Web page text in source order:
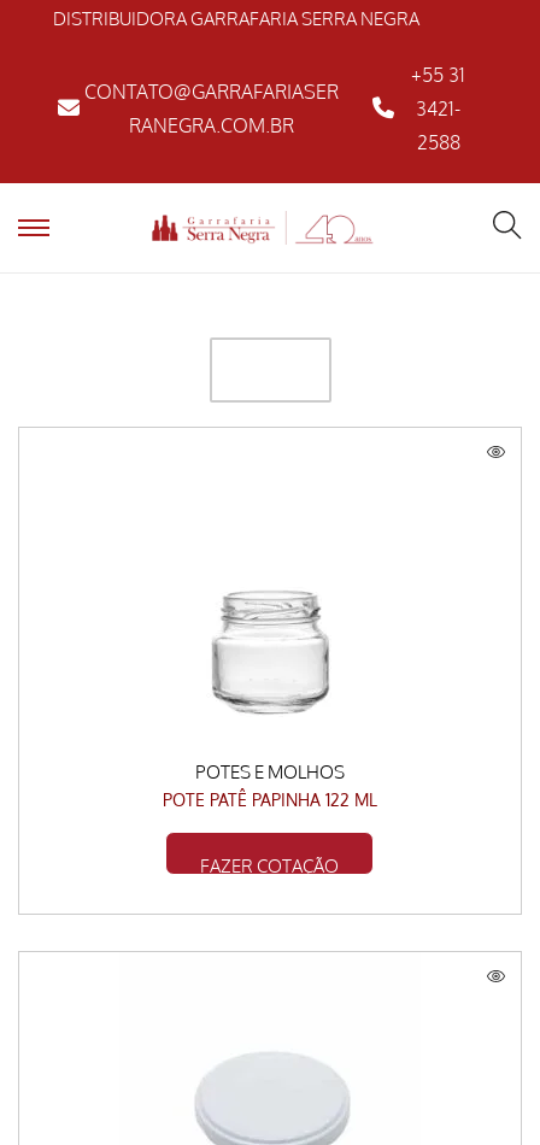
DISTRIBUIDORA GARRAFARIA SERRA NEGRA
CONTATO@GARRAFARIASER
RANEGRA.COM.BR
+55 31
3421-
2588
POTES E MOLHOS
POTE PATÊ PAPINHA 122 ML
FAZER COTAÇÃO